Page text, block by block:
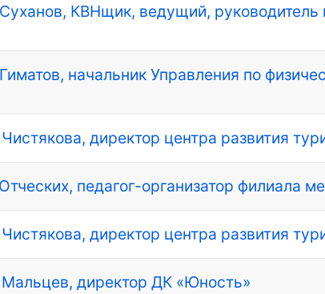
КВНщик, ведущий, руководитель
начальник Управления по
директор центра развития
педагог-организатор филиала
директор центра развития
директор ДК «Юность»